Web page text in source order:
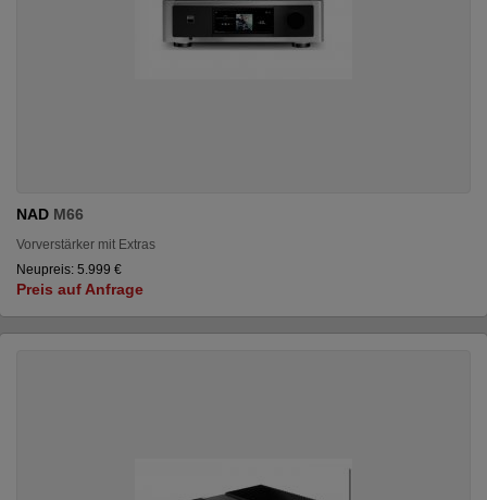
NAD M66
Vorverstärker mit Extras
Neupreis: 5.999 €
Preis auf Anfrage